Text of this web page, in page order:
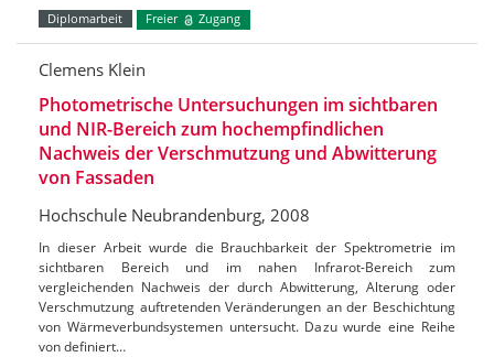
Diplomarbeit Freier Zugang
Clemens Klein
Photometrische Untersuchungen im sichtbaren
und NIR-Bereich zum hochempfindlichen
Nachweis der Verschmutzung und Abwitterung
von Fassaden
Hochschule Neubrandenburg, 2008
In dieser Arbeit wurde die Brauchbarkeit der Spektrometrie im
sichtbaren Bereich und im nahen Infrarot-Bereich zum
vergleichenden Nachweis der durch Abwitterung, Alterung oder
Verschmutzung auftretenden Veränderungen an der Beschichtung
von Wärmeverbundsystemen untersucht. Dazu wurde eine Reihe
von definiert…